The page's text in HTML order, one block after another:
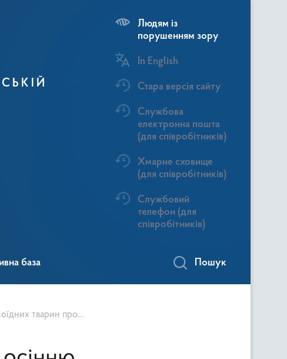
Людям із
порушенням зору
In English
Стара версія сайту
Службова
електронна пошта
(для співробітників)
Хмарне сховище
(для співробітників)
Службовий
телефон (для
співробітників)
база Пошук
тварин проти сказу